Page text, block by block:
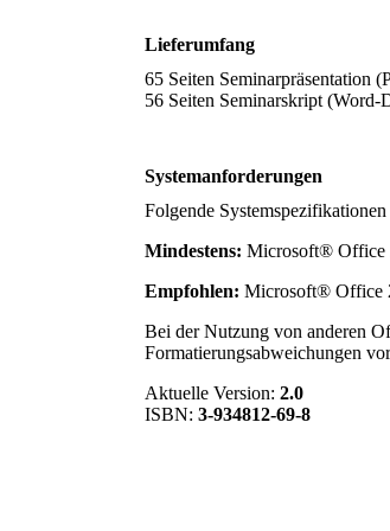
Lieferumfang
65 Seiten Seminarpräsentation
56 Seiten Seminarskript (Word-
Systemanforderungen
Folgende
Mindestens: Microsoft® Office
Empfohlen: Microsoft® Office
Bei der Nutzung von anderen
Formatierungsabweichungen
Aktuelle Version: 2.0
ISBN: 3-934812-69-8